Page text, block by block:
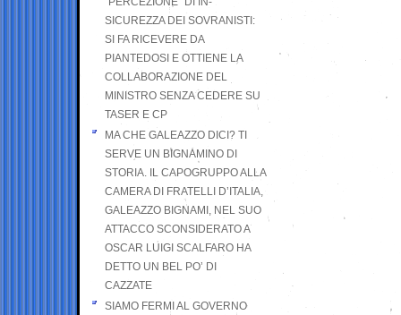
SICUREZZA DEI SOVRANISTI:
SI FA RICEVERE DA
PIANTEDOSI E OTTIENE LA
COLLABORAZIONE DEL
MINISTRO SENZA CEDERE SU
TASER E CP
MA CHE GALEAZZO DICI? TI
SERVE UN BIGNAMINO DI
STORIA. IL CAPOGRUPPO ALLA
CAMERA DI FRATELLI D’ITALIA,
GALEAZZO BIGNAMI, NEL SUO
ATTACCO SCONSIDERATO A
OSCAR LUIGI SCALFARO HA
DETTO UN BEL PO’ DI
CAZZATE
SIAMO FERMI AL GOVERNO